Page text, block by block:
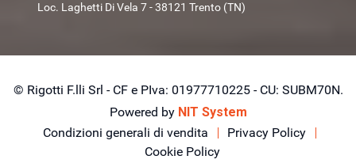
Loc. Laghetti Di Vela 7 - 38121 Trento (TN)
© Rigotti F.lli Srl - CF e PIva: 01977710225 - CU: SUBM70N.
Powered by NIT System
Condizioni generali di vendita
Privacy Policy
Cookie Policy